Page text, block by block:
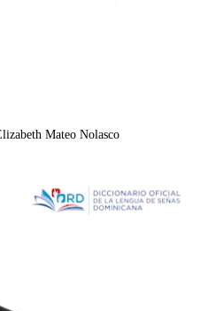
Mateo Nolasco